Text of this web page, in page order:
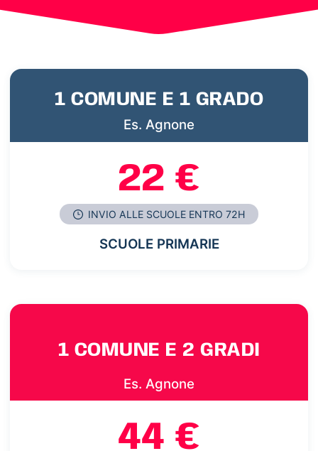
1 COMUNE E 1 GRADO
Es. Agnone
22 €
INVIO ALLE SCUOLE ENTRO 72H
SCUOLE PRIMARIE
1 COMUNE E 2 GRADI
Es. Agnone
44 €